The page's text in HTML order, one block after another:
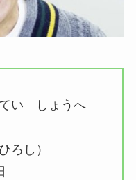
てい しょうへ
し）